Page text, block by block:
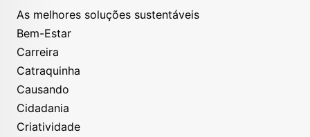
As melhores soluções sustentáveis
Bem-Estar
Carreira
Catraquinha
Causando
Cidadania
Criatividade